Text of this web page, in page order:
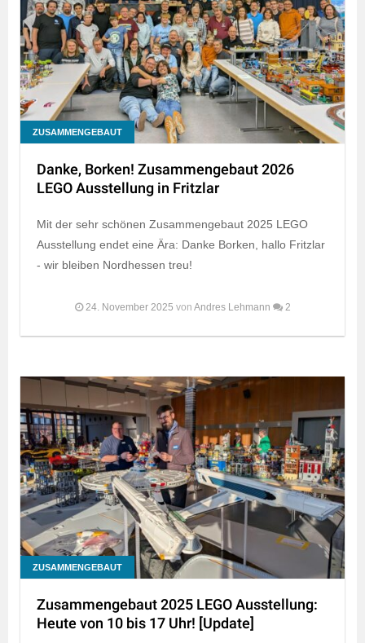
ZUSAMMENGEBAUT
Danke, Borken! Zusammengebaut 2026
LEGO Ausstellung in Fritzlar
Mit der sehr schönen Zusammengebaut 2025 LEGO
Ausstellung endet eine Ära: Danke Borken, hallo Fritzlar
- wir bleiben Nordhessen treu!
24. November 2025 von Andres Lehmann 2
ZUSAMMENGEBAUT
Zusammengebaut 2025 LEGO Ausstellung:
Heute von 10 bis 17 Uhr! [Update]